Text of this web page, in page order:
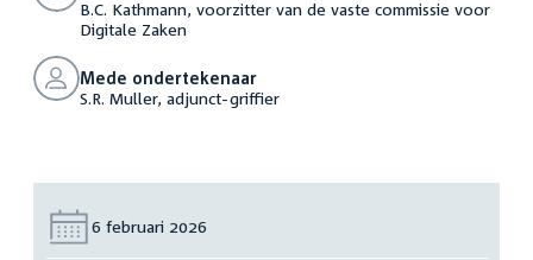
B.C. Kathmann, voorzitter van de vaste commissie voor
Digitale Zaken
Mede ondertekenaar
S.R. Muller, adjunct-griffier
Datum:
6 februari 2026